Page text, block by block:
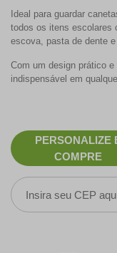
Ideal para guardar
todos os itens escolares
escova, pasta de dente
Com um design prático
indispensável em
PERSONALIZE
COMPRE